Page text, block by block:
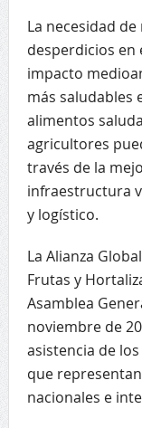
La necesidad
desperdicios en
impacto
más saludables
alimentos
agricultores
través de la
infraestructura
y logístico.
La Alianza
Frutas y
Asamblea
noviembre de
asistencia de
que
nacionales e